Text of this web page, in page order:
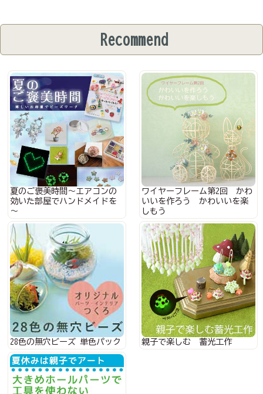
Recommend
夏のご褒美時間～エアコンの
効いた部屋でハンドメイドを
～
ワイヤーフレーム第2回 かわ
いいを作ろう かわいいを楽
しもう
28色の無穴ビーズ 単色パック 親子で楽しむ 蓄光工作